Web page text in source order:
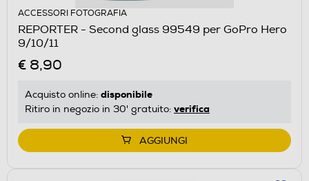
ACCESSORI FOTOGRAFIA
REPORTER - Second glass 99549 per GoPro Hero
9/10/11
€ 8,90
Acquisto online: disponibile
Ritiro in negozio in 30' gratuito: verifica
AGGIUNGI